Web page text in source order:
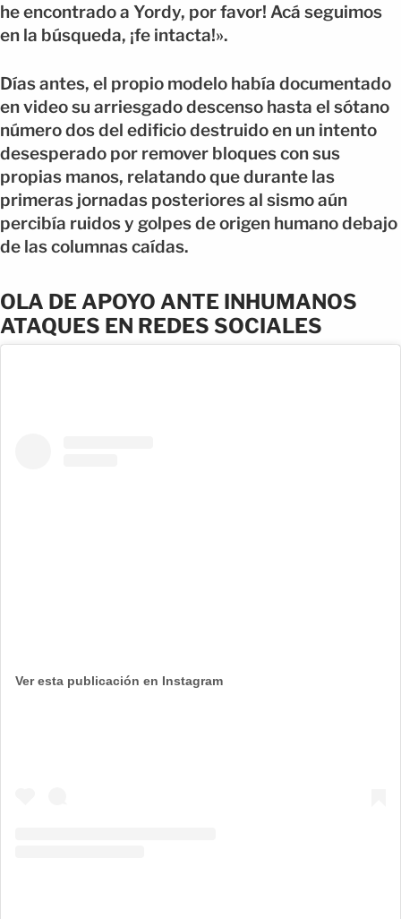
he encontrado a Yordy, por favor! Acá seguimos
en la búsqueda, ¡fe intacta!».
Días antes, el propio modelo había documentado
en video su arriesgado descenso hasta el sótano
número dos del edificio destruido en un intento
desesperado por remover bloques con sus
propias manos, relatando que durante las
primeras jornadas posteriores al sismo aún
percibía ruidos y golpes de origen humano debajo
de las columnas caídas.
OLA DE APOYO ANTE INHUMANOS
ATAQUES EN REDES SOCIALES
Ver esta publicación en Instagram